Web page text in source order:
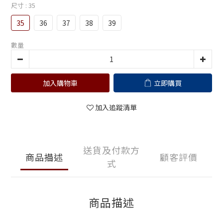
尺寸 : 35
35 36 37 38 39
數量
加入購物車 立即購買
加入追蹤清單
商品描述
送貨及付款方
式
顧客評價
商品描述